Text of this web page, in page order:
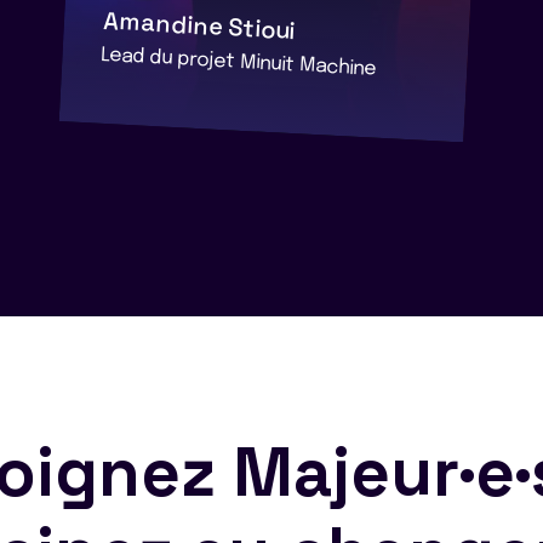
Amandine Stioui
Lead du projet Minuit Machine